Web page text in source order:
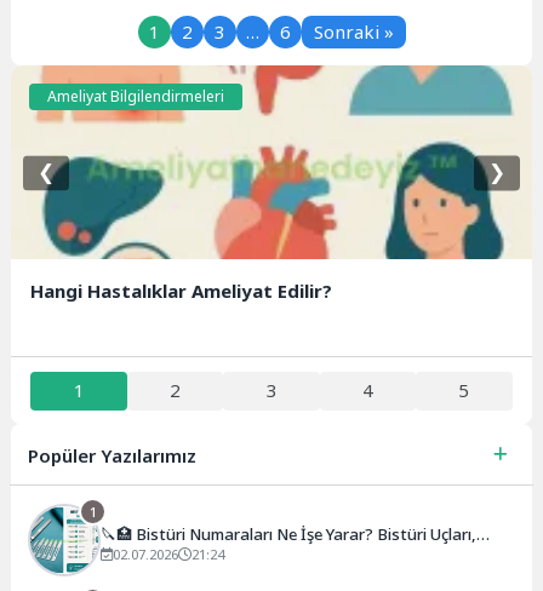
yapılan her işlem, hastanın...
seviyede olduğu özel alanlardır.
Bu...
1 2 3 … 6 Sonraki »
Ameliyat Bilgilendirmeleri
Hangi Hastalıklar Ameliyat Edilir?
❮ ❯
1 2 3 4 5
Popüler Yazılarımız
1
🔪🏥 Bistüri Numaraları Ne İşe Yarar? Bistüri Uçları,
Sapları, Kullanım Alanları ve Numara Rehberi
02.07.2026 21:24